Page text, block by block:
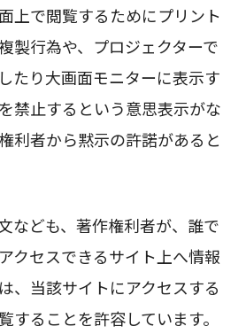
上で閲覧するためにプリント
製行為や、プロジェクターで
たり大画面モニターに表示す
禁止するという意思表示がな
利者から黙示の許諾があると
なども、著作権利者が、誰で
クセスできるサイト上へ情報
、当該サイトにアクセスする
することを許容しています。